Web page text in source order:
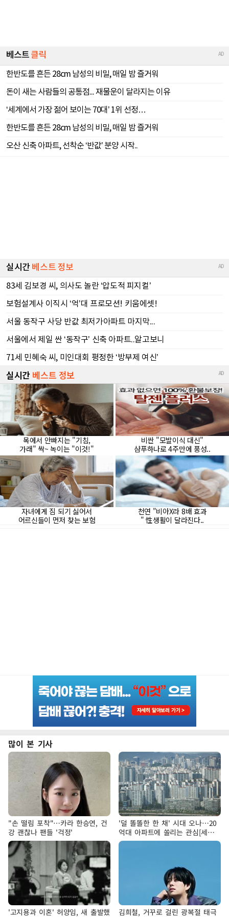
많이 본 기사
"손 떨림 포착"…카라 한승연, 건
강 괜찮나 팬들 '걱정'
'덜 똘똘한 한 채' 시대 오나…20
억대 아파트에 쏠리는 관심[세제
개편, 그 이후②]
'고지용과 이혼' 허양임, 새 출발했
김희철, 거꾸로 걸린 광복절 태극